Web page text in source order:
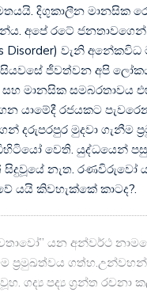
දිගුකාලීන මානසික
රටේ ජනතාවගෙන්
Disorder) වැනි
ජීවත්වන අපි
මානසික සමබරතාවය
යාමේදී රජයකට
මුදවා ගැනීම
වෙති. යුද්ධයෙන්
සිදුවූයේ නැත.
කිවහැක්කේ කාටද?.
යන අන්වර්ථ
ප්‍රමුඛත්ව​ය
ගද්‍ය පද්‍ය ග්‍රන්ත රචනා